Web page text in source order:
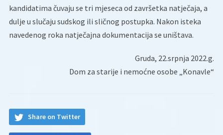
kandidatima čuvaju se tri mjeseca od završetka natječaja, a
dulje u slučaju sudskog ili sličnog postupka. Nakon isteka
navedenog roka natječajna dokumentacija se uništava.
Gruda, 22.srpnja 2022.g.
Dom za starije i nemoćne osobe „Konavle“
Share on Twitter